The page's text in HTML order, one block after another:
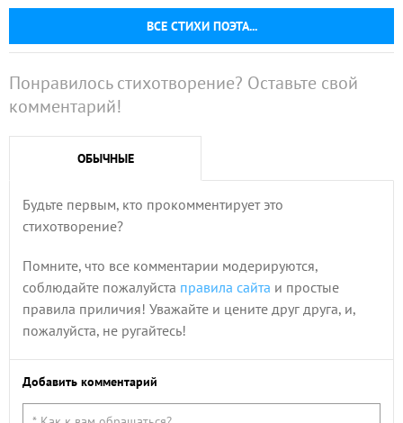
ВСЕ СТИХИ ПОЭТА...
Понравилось стихотворение? Оставьте свой
комментарий!
ОБЫЧНЫЕ
Будьте первым, кто прокомментирует это
стихотворение?
Помните, что все комментарии модерируются,
соблюдайте пожалуйста правила сайта и простые
правила приличия! Уважайте и цените друг друга, и,
пожалуйста, не ругайтесь!
Добавить комментарий